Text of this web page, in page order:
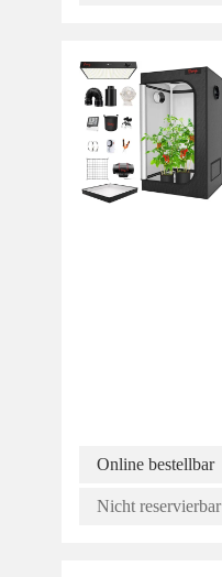
Online bestellbar
Nicht reservierbar